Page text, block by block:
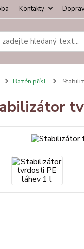
Kontakty
Bazén přísl.